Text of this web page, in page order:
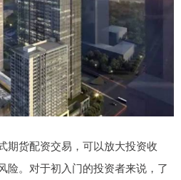
期货配资交易，可以放大投资收
险。对于初入门的投资者来说，了